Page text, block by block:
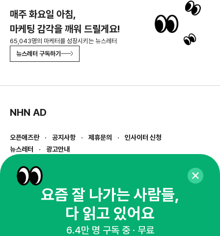
매주 화요일 아침,
마케팅 감각을 깨워 드릴게요!
65,043명의 마케터를 성장시키는 뉴스레터
뉴스레터 구독하기
NHN AD
오픈애즈란 공지사항 제휴문의
인사이터 신청
뉴스레터
광고안내
경기도 성남시 분당구 대왕판교로645번길 16
사업자등록번호 : 144-81-27690(
통신판매업신고번호 : 2014-경기성남-1023
호스팅서비스사업자 : 오픈애즈
1800-2198
openads@openads.co.kr
요즘 잘 나가는 사람들,
다 읽고 있어요
6.4만 명 구독 중 · 무료